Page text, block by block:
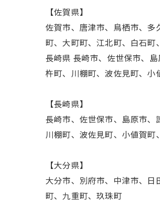
【佐賀県】
佐賀市、唐津市、鳥栖市、
町、大町町、江北町、白石町
長崎県 長崎市、佐世保市、
杵町、川棚町、波佐見町、
【長崎県】
長崎市、佐世保市、島原市、
川棚町、波佐見町、小値賀町
【大分県】
大分市、別府市、中津市、
町、九重町、玖珠町